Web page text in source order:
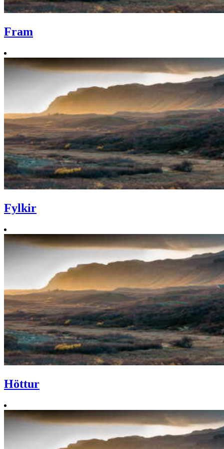
Fram
Fylkir
Höttur